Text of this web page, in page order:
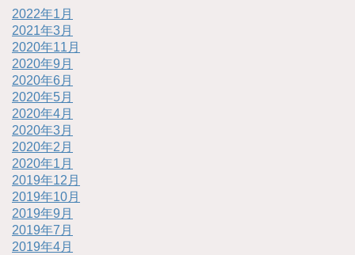
2022年1月
2021年3月
2020年11月
2020年9月
2020年6月
2020年5月
2020年4月
2020年3月
2020年2月
2020年1月
2019年12月
2019年10月
2019年9月
2019年7月
2019年4月